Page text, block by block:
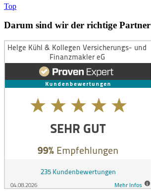
Top
Darum sind wir der richtige Partner